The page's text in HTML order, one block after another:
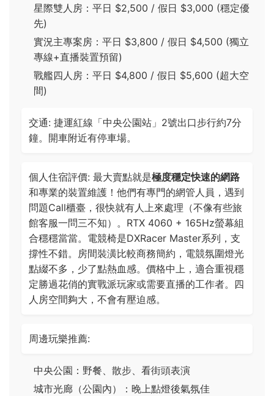
星際雙人房：平日 $2,500 / 假日 $3,000 (穩定優
先)
實況主專案房：平日 $3,800 / 假日 $4,500 (獨立
專線+直播裝置預留)
戰艦四人房：平日 $4,800 / 假日 $5,600 (超大空
間)
交通: 捷運紅線「中央公園站」2號出口步行約7分
鐘。開車附近有停車場。
個人住宿評價: 最大賣點就是極度穩定快速的網路
和專業的裝置維護！他們有專門的網管人員，遇到
問題Call櫃臺，很快就有人上來處理（不像有些旅
館客服一問三不知）。RTX 4060 + 165Hz螢幕組
合穩穩當當。電競椅是DXRacer Master系列，支
撐性不錯。房間裝潢比較商務簡約，電競氛圍燈光
點綴不多，少了點熱血感。價格中上，適合重視穩
定勝過花俏的實戰派玩家或需要直播的工作者。四
人房空間夠大，不會有壓迫感。
周邊玩樂推薦:
中央公園：野餐、散步、看街頭表演
城市光廊（公園內）：晚上點燈後氣氛佳